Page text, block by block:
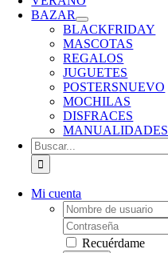
BAZAR
BLACKFRIDAY
MASCOTAS
REGALOS
JUGUETES
POSTERSNUEVO
MOCHILAS
DISFRACES
MANUALIDADES
Buscar:
Mi cuenta
Username:
Password:
Recuérdame